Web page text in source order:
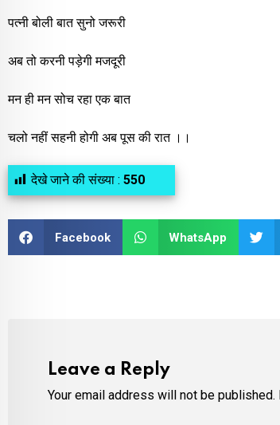
पत्नी बोली बात सुनो जरूरी
अब तो करनी पड़ेगी मजदूरी
मन ही मन सोच रहा एक बात
चलो नहीं सहनी होगी अब पूस की रात ।।
देखे जाने की संख्या : 550
Facebook WhatsApp
Leave a Reply
Your email address will not be published.